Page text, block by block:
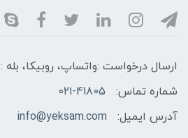
ارسال درخواست :واتساپ، روبیکا، بله : 09021000409
شماره تماس:
۰۲۱-41805
آدرس ایمیل:
info@yeksam.com